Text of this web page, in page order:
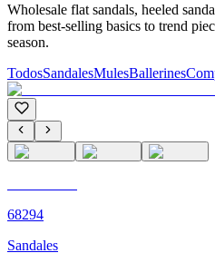
Wholesale flat sandals, heeled
from best-selling basics to trend
season.
TodosSandalesMulesBallerines
68294
Sandales